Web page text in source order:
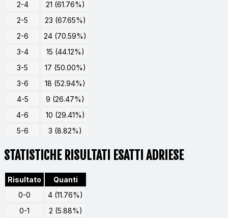
2-4
21 (61.76%)
2-5
23 (67.65%)
2-6
24 (70.59%)
3-4
15 (44.12%)
3-5
17 (50.00%)
3-6
18 (52.94%)
4-5
9 (26.47%)
4-6
10 (29.41%)
5-6
3 (8.82%)
STATISTICHE RISULTATI ESATTI ADRIESE
Risultato
Quanti
0-0
4 (11.76%)
0-1
2 (5.88%)